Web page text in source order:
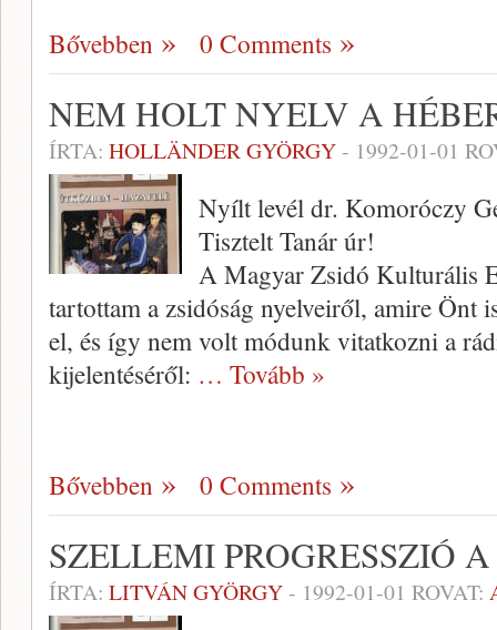
Bővebben 0 Comments
NEM HOLT NYELV A
ÍRTA: HOLLÄNDER GYÖRGY- 1992-01-01
Nyílt levél dr. Komoróczy
Tisztelt Tanár úr!
A Magyar Zsidó Kulturális
tartottam a zsidóság nyelveiről, amire Önt
el, és így nem volt mó­dunk vitatkozni a
kije­lentéséről: … Tovább »
Bővebben 0 Comments
SZELLEMI PROGRESSZIÓ
ÍRTA: LITVÁN GYÖRGY- 1992-01-01 ROVAT: